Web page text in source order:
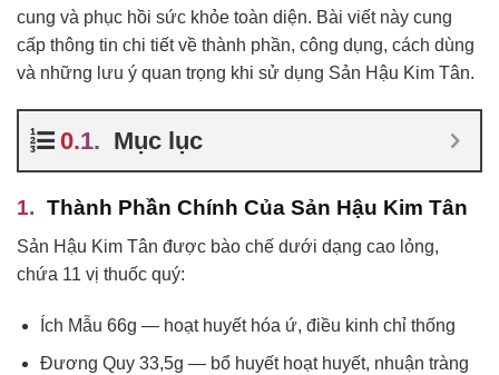
cung và phục hồi sức khỏe toàn diện. Bài viết này cung
cấp thông tin chi tiết về thành phần, công dụng, cách dùng
và những lưu ý quan trọng khi sử dụng Sản Hậu Kim Tân.
Mục lục
Thành Phần Chính Của Sản Hậu Kim Tân
Sản Hậu Kim Tân được bào chế dưới dạng cao lỏng,
chứa 11 vị thuốc quý:
Ích Mẫu 66g — hoạt huyết hóa ứ, điều kinh chỉ thống
Đương Quy 33,5g — bổ huyết hoạt huyết, nhuận tràng